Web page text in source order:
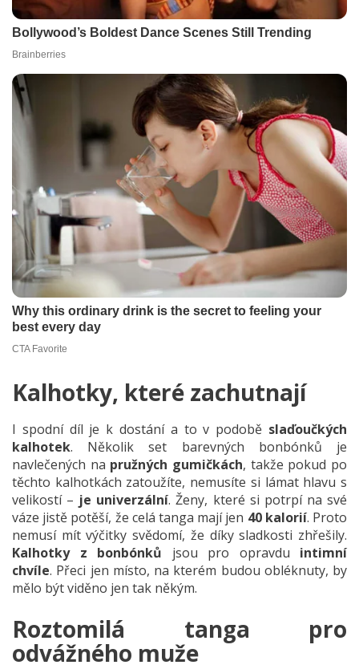
Kalhotky, které zachutnají
I spodní díl je k dostání a to v podobě slaďoučkých
kalhotek. Několik set barevných bonbónků je
navlečených na pružných gumičkách, takže pokud po
těchto kalhotkách zatoužíte, nemusíte si lámat hlavu s
velikostí – je univerzální. Ženy, které si potrpí na své
váze jistě potěší, že celá tanga mají jen 40 kalorií. Proto
nemusí mít výčitky svědomí, že díky sladkosti zhřešily.
Kalhotky z bonbónků jsou pro opravdu intimní
chvíle. Přeci jen místo, na kterém budou obléknuty, by
mělo být viděno jen tak někým.
Roztomilá tanga pro
odvážného muže